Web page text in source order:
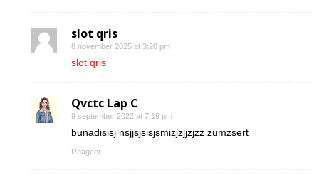
slot qris
8 november 2025 at 3:20 pm
slot qris
Qvctc Lap C
9 september 2022 at 7:19 pm
bunadisisj nsjjsjsisjsmizjzjjzjzz zumzsert
Reageer